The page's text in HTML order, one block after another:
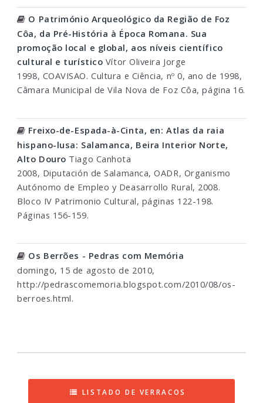
O Património Arqueológico da Região de Foz
Côa, da Pré-História à Época Romana. Sua
promoção local e global, aos níveis científico
cultural e turístico Vítor Oliveira Jorge
1998, COAVISAO. Cultura e Ciência, nº 0, ano de 1998,
Câmara Municipal de Vila Nova de Foz Côa, página 16.
Freixo-de-Espada-à-Cinta, en: Atlas da raia
hispano-lusa: Salamanca, Beira Interior Norte,
Alto Douro Tiago Canhota
2008, Diputación de Salamanca, OADR, Organismo
Autónomo de Empleo y Deasarrollo Rural, 2008.
Bloco IV Patrimonio Cultural, páginas 122-198.
Páginas 156-159.
Os Berrões - Pedras com Memória
domingo, 15 de agosto de 2010,
http://pedrascomemoria.blogspot.com/2010/08/os-
berroes.html.
LISTADO DE VERRACOS